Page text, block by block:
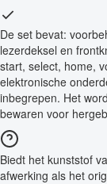
De set bevat:
lezerdeksel en
start, select, home,
elektronische
inbegrepen. Het
bewaren voor
Biedt het kunststof
afwerking als het